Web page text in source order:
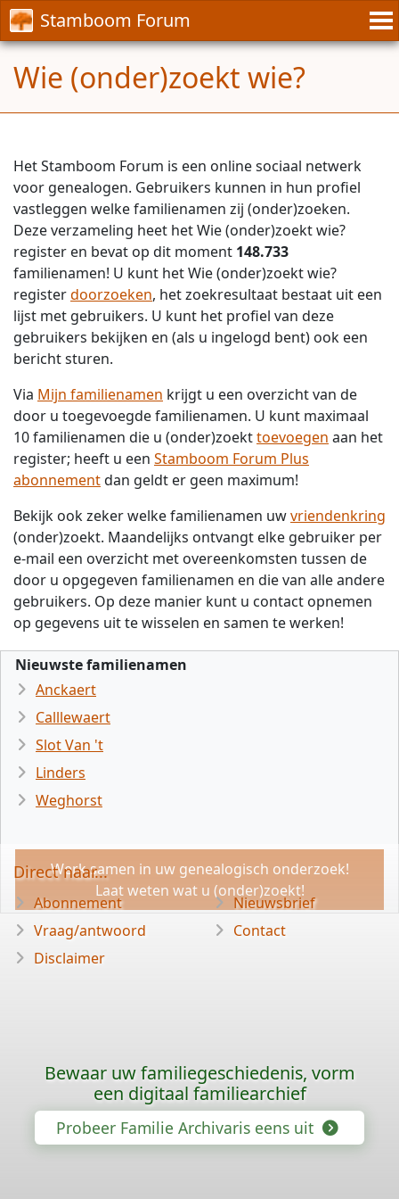
Stamboom Forum
Wie (onder)zoekt wie?
Het Stamboom Forum is een online sociaal netwerk
voor genealogen. Gebruikers kunnen in hun profiel
vastleggen welke familienamen zij (onder)zoeken.
Deze verzameling heet het Wie (onder)zoekt wie?
register en bevat op dit moment 148.733
familienamen! U kunt het Wie (onder)zoekt wie?
registerdoorzoeken, het zoekresultaat bestaat uit een
lijst met gebruikers. U kunt het profiel van deze
gebruikers bekijken en (als u ingelogd bent) ook een
bericht sturen.
Via Mijn familienamen krijgt u een overzicht van de
door u toegevoegde familienamen. U kunt maximaal
10 familienamen die u (onder)zoekttoevoegen aan het
register; heeft u een Stamboom Forum Plus
abonnementdan geldt er geen maximum!
Bekijk ook zeker welke familienamen uwvriendenkring
(onder)zoekt. Maandelijks ontvangt elke gebruiker per
e-mail een overzicht met overeenkomsten tussen de
door u opgegeven familienamen en die van alle andere
gebruikers. Op deze manier kunt u contact opnemen
op gegevens uit te wisselen en samen te werken!
Nieuwste familienamen
Anckaert
Calllewaert
Slot Van 't
Linders
Weghorst
Werk samen in uw genealogisch onderzoek!
Laat weten wat u (onder)zoekt!
Direct naar...
Abonnement
Vraag/antwoord
Disclaimer
Nieuwsbrief
Contact
Bewaar uw familiegeschiedenis, vorm
een digitaal familiearchief
Probeer Familie Archivaris eens uit